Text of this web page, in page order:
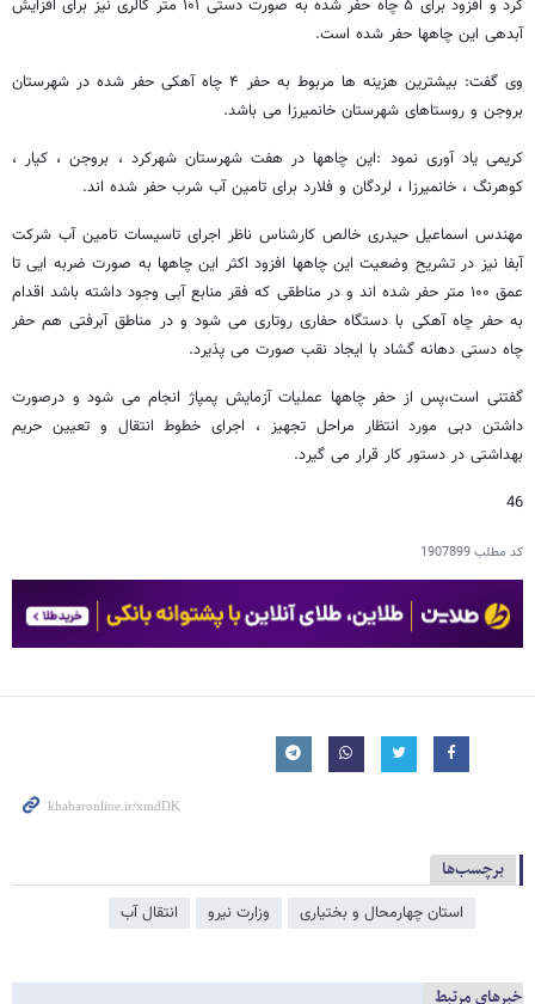
کرد و افزود برای ۵ چاه حفر شده به صورت دستی ۱۰۱ متر گالری نیز برای افزایش
آبدهی این چاهها حفر شده است.
وی گفت: بیشترین هزینه ها مربوط به حفر ۴ چاه آهکی حفر شده در شهرستان
بروجن و روستاهای شهرستان خانمیرزا می باشد.
کریمی یاد آوری نمود :این چاهها در هفت شهرستان شهرکرد ، بروجن ، کیار ،
کوهرنگ ، خانمیرزا ، لردگان و فلارد برای تامین آب شرب حفر شده اند.
مهندس اسماعیل حیدری خالص کارشناس ناظر اجرای تاسیسات تامین آب شرکت
آبفا نیز در تشریح وضعیت این چاهها افزود اکثر این چاهها به صورت ضربه ایی تا
عمق ۱۰۰ متر حفر شده اند و در مناطقی که فقر منابع آبی وجود داشته باشد اقدام
به حفر چاه آهکی با دستگاه حفاری روتاری می شود و در مناطق آبرفتی هم حفر
چاه دستی دهانه گشاد با ایجاد نقب صورت می پذیرد.
گفتنی است،پس از حفر چاهها عملیات آزمایش پمپاژ انجام می شود و درصورت
داشتن دبی مورد انتظار مراحل تجهیز ، اجرای خطوط انتقال و تعیین حریم
بهداشتی در دستور کار قرار می گیرد.
46
کد مطلب1907899
برچسب‌ها
استان چهارمحال و بختیاری وزارت نیرو انتقال آب
خبرهای مرتبط